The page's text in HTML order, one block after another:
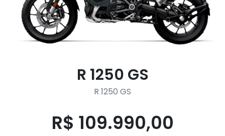
R 1250 GS
R 1250 GS
R$ 109.990,00